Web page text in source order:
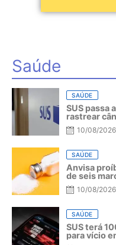
Saúde
SAÚDE
SUS passa
rastrear
10/08/2026
SAÚDE
Anvisa
de seis
10/08/2026
SAÚDE
SUS terá
para vício